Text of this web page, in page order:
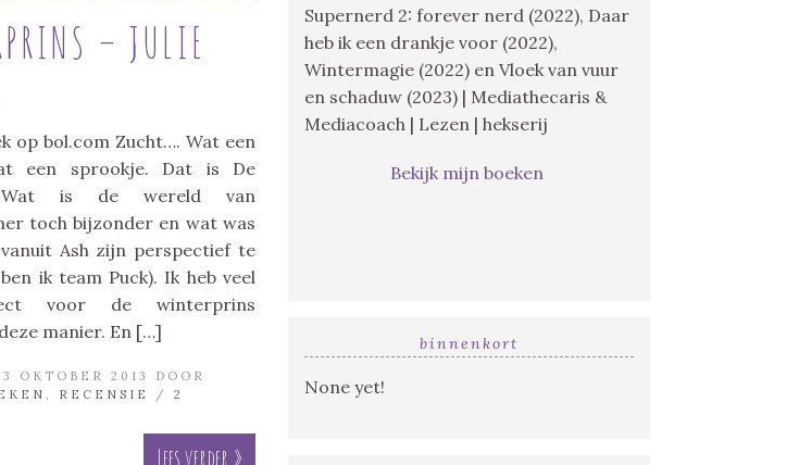
– JULIE
op bol.com Zucht…. Wat een
een sprookje. Dat is De
Wat is de wereld van
toch bijzonder en wat was
Ash zijn perspectief te
ik team Puck). Ik heb veel
voor de winterprins
manier. En […]
OKTOBER 2013 DOOR
, RECENSIE / 2
Lees verder »
Supernerd 2: forever nerd (2022), Daar
heb ik een drankje voor (2022),
Wintermagie (2022) en Vloek van vuur
en schaduw (2023) | Mediathecaris &
Mediacoach | Lezen | hekserij
Bekijk mijn boeken
binnenkort
None yet!